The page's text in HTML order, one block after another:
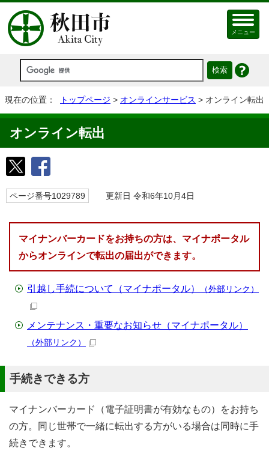
メニュー
現在の位置： トップページ > オンラインサービス > オンライン転出
オンライン転出
ページ番号1029789 更新日 令和6年10月4日
マイナンバーカードをお持ちの方は、マイナポータル
からオンラインで転出の届出ができます。
引越し手続について（マイナポータル） （外部リンク）
メンテナンス・重要なお知らせ（マイナポータル）
（外部リンク）
手続きできる方
マイナンバーカード（電子証明書が有効なもの）をお持ち
の方。同じ世帯で一緒に転出する方がいる場合は同時に手
続きできます。